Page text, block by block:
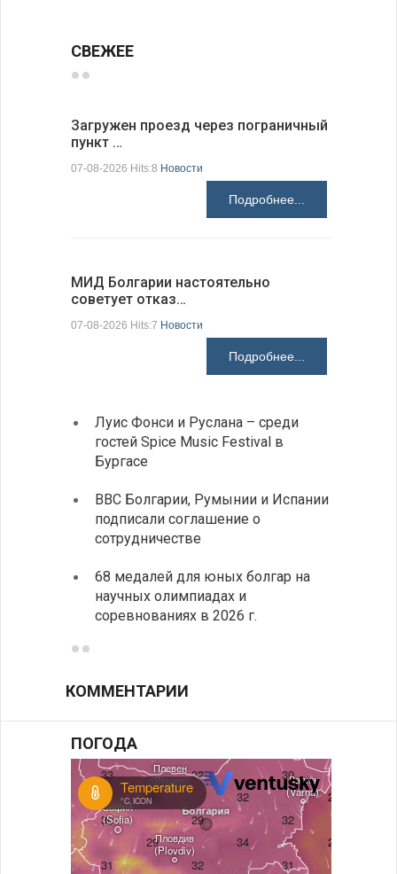
СВЕЖЕЕ
Загружен проезд через пограничный
пункт …
07-08-2026 Hits:8 Новости
Подробнее...
МИД Болгарии настоятельно
советует отказ…
07-08-2026 Hits:7 Новости
Подробнее...
Луис Фонси и Руслана – среди
гостей Spice Music Festival в
Бургасе
ВВС Болгарии, Румынии и Испании
подписали соглашение о
сотрудничестве
68 медалей для юных болгар на
научных олимпиадах и
соревнованиях в 2026 г.
КОММЕНТАРИИ
ПОГОДА